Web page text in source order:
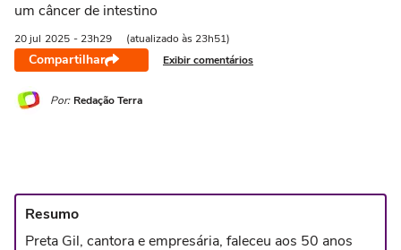
um câncer de intestino
20 jul 2025 - 23h29 (atualizado às 23h51)
Compartilhar Exibir comentários
Por: Redação Terra
Resumo
Preta Gil, cantora e empresária, faleceu aos 50 anos